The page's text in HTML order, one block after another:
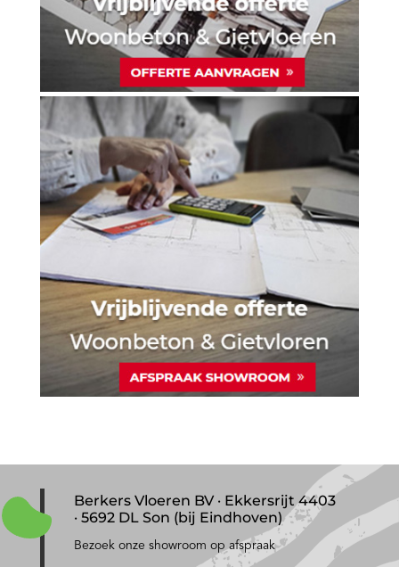
Berkers Vloeren BV · Ekkersrijt 4403
· 5692 DL Son (bij Eindhoven)
Bezoek onze showroom op afspraak